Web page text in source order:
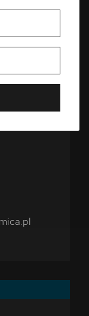
biegów